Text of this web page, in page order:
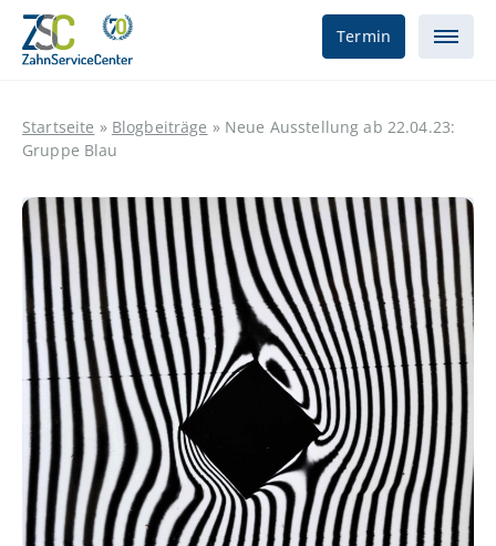
Termin
Startseite » Blogbeiträge » Neue Ausstellung ab 22.04.23:
Gruppe Blau